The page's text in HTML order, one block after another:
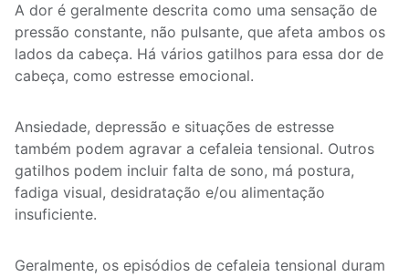
A dor é geralmente descrita como uma sensação de
pressão constante, não pulsante, que afeta ambos os
lados da cabeça. Há vários gatilhos para essa dor de
cabeça, como estresse emocional.
Ansiedade, depressão e situações de estresse
também podem agravar a cefaleia tensional. Outros
gatilhos podem incluir falta de sono, má postura,
fadiga visual, desidratação e/ou alimentação
insuficiente.
Geralmente, os episódios de cefaleia tensional duram